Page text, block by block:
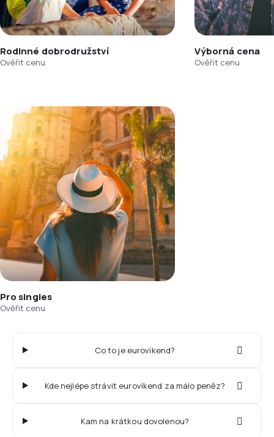
Rodinné dobrodružství
Ověřit cenu
Výborná cena
Ověřit cenu
Pro singles
Ověřit cenu
Co to je eurovíkend?
Kde nejlépe strávit eurovíkend za málo peněz?
Kam na krátkou dovolenou?